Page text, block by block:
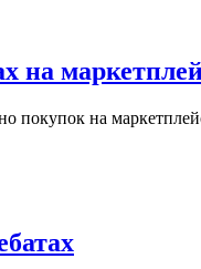
на
покупок на